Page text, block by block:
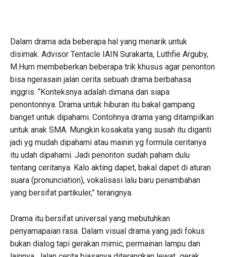
Dalam drama ada beberapa hal yang menarik untuk
disimak. Advisor Tentacle IAIN Surakarta, Luthfie Arguby,
M.Hum membeberkan beberapa trik khusus agar penonton
bisa ngerasain jalan cerita sebuah drama berbahasa
inggris. “Konteksnya adalah dimana dan siapa
penontonnya. Drama untuk hiburan itu bakal gampang
banget untuk dipahami. Contohnya drama yang ditampilkan
untuk anak SMA. Mungkin kosakata yang susah itu diganti
jadi yg mudah dipahami atau mainin yg formula ceritanya
itu udah dipahami. Jadi penonton sudah paham dulu
tentang ceritanya. Kalo akting dapet, bakal dapet di aturan
suara (pronunciation), vokalisasi lalu baru penambahan
yang bersifat partikuler,” terangnya.
Drama itu bersifat universal yang mebutuhkan
penyamapaian rasa. Dalam visual drama yang jadi fokus
bukan dialog tapi gerakan mimic, permainan lampu dan